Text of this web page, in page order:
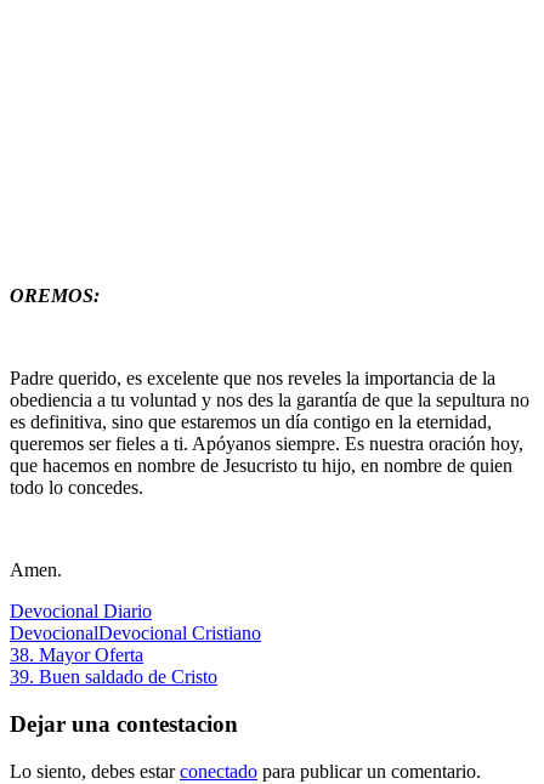
OREMOS:
Padre querido, es excelente que nos reveles la importancia de la
obediencia a tu voluntad y nos des la garantía de que la sepultura no
es definitiva, sino que estaremos un día contigo en la eternidad,
queremos ser fieles a ti. Apóyanos siempre. Es nuestra oración hoy,
que hacemos en nombre de Jesucristo tu hijo, en nombre de quien
todo lo concedes.
Amen.
Devocional Diario
DevocionalDevocional Cristiano
Navegación
de
entradas
Entrada
anterior:
38. Mayor Oferta
Siguiente
39. Buen saldado de Cristo
Dejar una contestacion
Lo siento, debes estarconectado para publicar un comentario.